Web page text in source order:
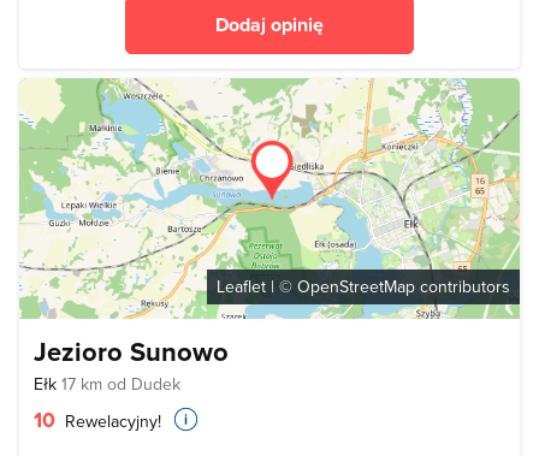
Dodaj opinię
Leaflet | © OpenStreetMap contributors
Jezioro Sunowo
Ełk 17 km od Dudek
10 Rewelacyjny!